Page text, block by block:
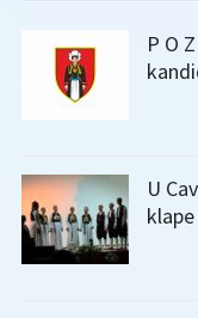
P O
U